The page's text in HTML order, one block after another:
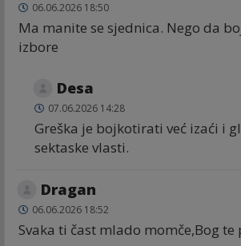
06.06.2026 18:50
Ma manite se sjednica. Nego da
izbore
Desa
07.06.2026 14:28
Greška je bojkotirati već izaći i
sektaske vlasti.
Dragan
06.06.2026 18:52
Svaka ti čast mlado momče,Bog te